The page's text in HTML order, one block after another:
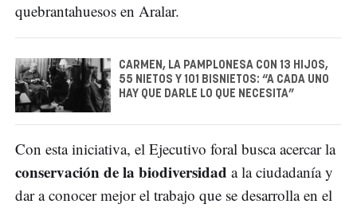
quebrantahuesos en Aralar.
CARMEN, LA PAMPLONESA CON 13 HIJOS,
55 NIETOS Y 101 BISNIETOS: “A CADA UNO
HAY QUE DARLE LO QUE NECESITA”
Con esta iniciativa, el Ejecutivo foral busca acercar la
conservación de la biodiversidad a la ciudadanía y
dar a conocer mejor el trabajo que se desarrolla en el